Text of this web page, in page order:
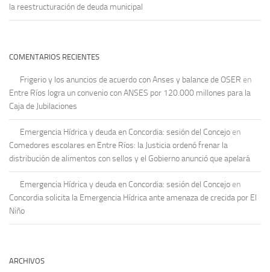
la reestructuración de deuda municipal
COMENTARIOS RECIENTES
Frigerio y los anuncios de acuerdo con Anses y balance de OSER en
Entre Ríos logra un convenio con ANSES por 120.000 millones para la
Caja de Jubilaciones
Emergencia Hídrica y deuda en Concordia: sesión del Concejo en
Comedores escolares en Entre Ríos: la Justicia ordenó frenar la
distribución de alimentos con sellos y el Gobierno anunció que apelará
Emergencia Hídrica y deuda en Concordia: sesión del Concejo en
Concordia solicita la Emergencia Hídrica ante amenaza de crecida por El
Niño
ARCHIVOS